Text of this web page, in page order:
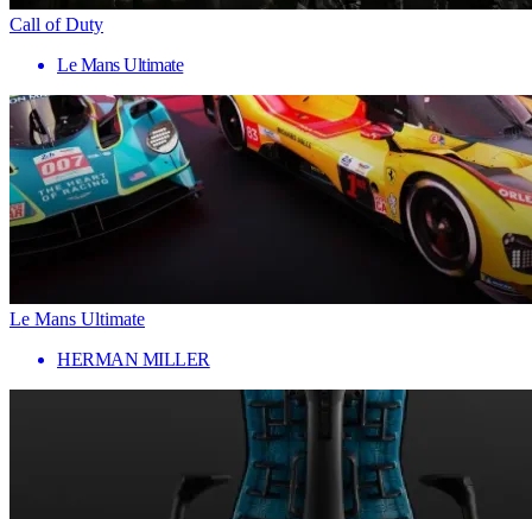
Call of Duty
Le Mans Ultimate
Le Mans Ultimate
HERMAN MILLER